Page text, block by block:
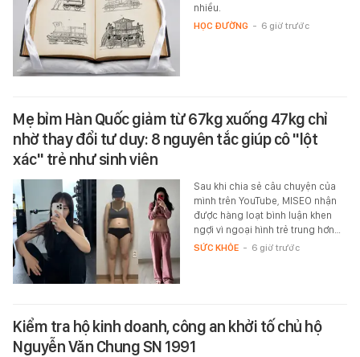
nhiều.
HỌC ĐƯỜNG - 6 giờ trước
Mẹ bỉm Hàn Quốc giảm từ 67kg xuống 47kg chỉ
nhờ thay đổi tư duy: 8 nguyên tắc giúp cô "lột
xác" trẻ như sinh viên
Sau khi chia sẻ câu chuyện của
mình trên YouTube, MISEO nhận
được hàng loạt bình luận khen
ngợi vì ngoại hình trẻ trung hơn…
SỨC KHỎE - 6 giờ trước
Kiểm tra hộ kinh doanh, công an khởi tố chủ hộ
Nguyễn Văn Chung SN 1991